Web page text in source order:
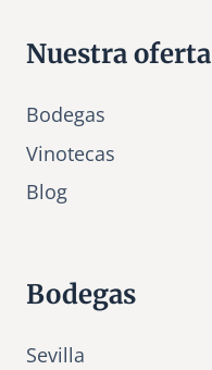
Nuestra oferta
Bodegas
Vinotecas
Blog
Bodegas
Sevilla